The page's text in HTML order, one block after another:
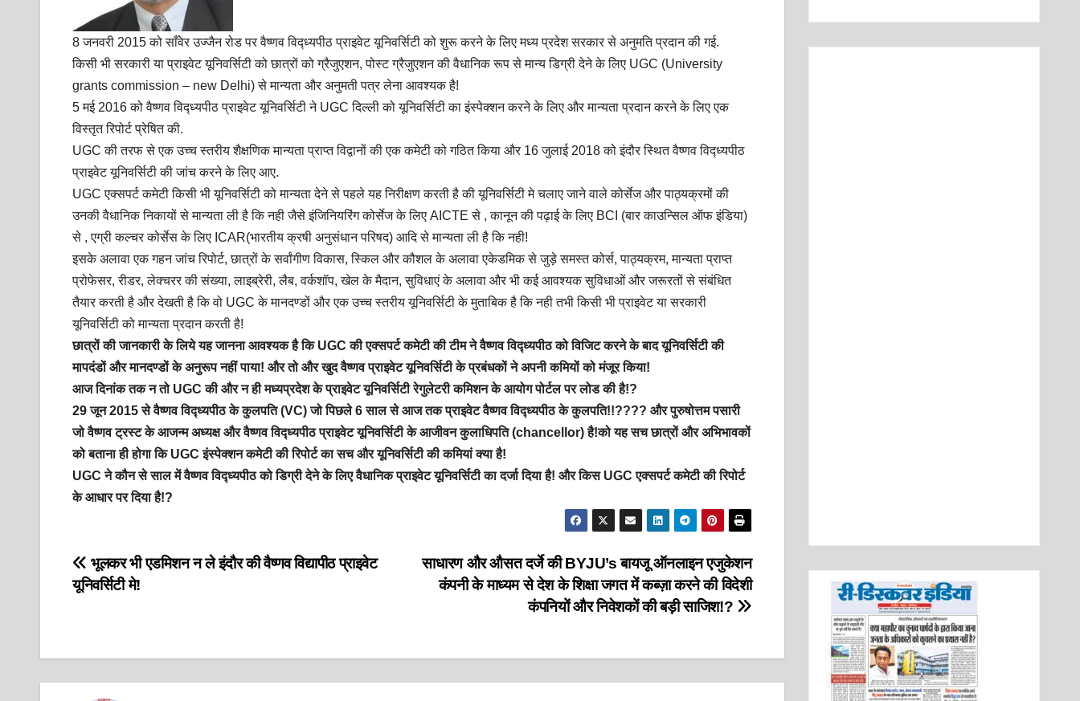
8 जनवरी 2015 को साँवेर उज्जैन रोड पर वैष्णव विद्ध्यपीठ प्राइवेट यूनिवर्सिटी को शुरू करने के लिए मध्य प्रदेश सरकार से अनुमति प्रदान की गई.
किसी भी सरकारी या प्राइवेट यूनिवर्सिटी को छात्रों को ग्रैजुएशन, पोस्ट ग्रैजुएशन की वैधानिक रूप से मान्य डिग्री देने के लिए UGC (University
grants commission – new Delhi) से मान्यता और अनुमती पत्र लेना आवश्यक है!
5 मई 2016 को वैष्णव विद्ध्यपीठ प्राइवेट यूनिवर्सिटी ने UGC दिल्ली को यूनिवर्सिटी का इंस्पेक्शन करने के लिए और मान्यता प्रदान करने के लिए एक
विस्तृत रिपोर्ट प्रेषित की.
UGC की तरफ से एक उच्च स्तरीय शैक्षणिक मान्यता प्राप्त विद्वानों की एक कमेटी को गठित किया और 16 जुलाई 2018 को इंदौर स्थित वैष्णव विद्ध्यपीठ
प्राइवेट यूनिवर्सिटी की जांच करने के लिए आए.
UGC एक्सपर्ट कमेटी किसी भी यूनिवर्सिटी को मान्यता देने से पहले यह निरीक्षण करती है की यूनिवर्सिटी मे चलाए जाने वाले कोर्सेज और पाठ्यक्रमों की
उनकी वैधानिक निकायों से मान्यता ली है कि नही जैसे इंजिनियरिंग कोर्सेज के लिए AICTE से , कानून की पढ़ाई के लिए BCI (बार काउन्सिल ऑफ इंडिया)
से , एग्री कल्चर कोर्सेस के लिए ICAR(भारतीय क्रषी अनुसंधान परिषद) आदि से मान्यता ली है कि नही!
इसके अलावा एक गहन जांच रिपोर्ट, छात्रों के सर्वांगीण विकास, स्किल और कौशल के अलावा एकेडमिक से जुड़े समस्त कोर्स, पाठ्यक्रम, मान्यता प्राप्त
प्रोफेसर, रीडर, लेक्चरर की संख्या, लाइब्रेरी, लैब, वर्कशॉप, खेल के मैदान, सुविधाएं के अलावा और भी कई आवश्यक सुविधाओं और जरूरतों से संबंधित
तैयार करती है और देखती है कि वो UGC के मानदण्डों और एक उच्च स्तरीय यूनिवर्सिटी के मुताबिक है कि नही तभी किसी भी प्राइवेट या सरकारी
यूनिवर्सिटी को मान्यता प्रदान करती है!
छात्रों की जानकारी के लिये यह जानना आवश्यक है कि UGC की एक्सपर्ट कमेटी की टीम ने वैष्णव विद्ध्यपीठ को विजिट करने के बाद यूनिवर्सिटी की
मापदंडों और मानदण्डों के अनुरूप नहीं पाया! और तो और खुद वैष्णव प्राइवेट यूनिवर्सिटी के प्रबंधकों ने अपनी कमियों को मंजूर किया!
आज दिनांक तक न तो UGC की और न ही मध्यप्रदेश के प्राइवेट यूनिवर्सिटी रेगुलेटरी कमिशन के आयोग पोर्टल पर लोड की है!?
29 जून 2015 से वैष्णव विद्ध्यपीठ के कुलपति (VC) जो पिछले 6 साल से आज तक प्राइवेट वैष्णव विद्ध्यपीठ के कुलपति!!???? और पुरुषोत्तम पसारी
जो वैष्णव ट्रस्ट के आजन्म अध्यक्ष और वैष्णव विद्ध्यपीठ प्राइवेट यूनिवर्सिटी के आजीवन कुलाधिपति (chancellor) है!को यह सच छात्रों और अभिभावकों
को बताना ही होगा कि UGC इंस्पेक्शन कमेटी की रिपोर्ट का सच और यूनिवर्सिटी की कमियां क्या है!
UGC ने कौन से साल में वैष्णव विद्ध्यपीठ को डिग्री देने के लिए वैधानिक प्राइवेट यूनिवर्सिटी का दर्जा दिया है! और किस UGC एक्सपर्ट कमेटी की रिपोर्ट
के आधार पर दिया है!?
Post
navigation
साधारण और औसत दर्जे की BYJU’s बायजू ऑनलाइन एजुकेशन
कंपनी के माध्यम से देश के शिक्षा जगत में कब्ज़ा करने की विदेशी
कंपनियों और निवेशकों की बड़ी साजिश!?
भूलकर भी एडमिशन न ले इंदौर की वैष्णव विद्यापीठ प्राइवेट
यूनिवर्सिटी मे!